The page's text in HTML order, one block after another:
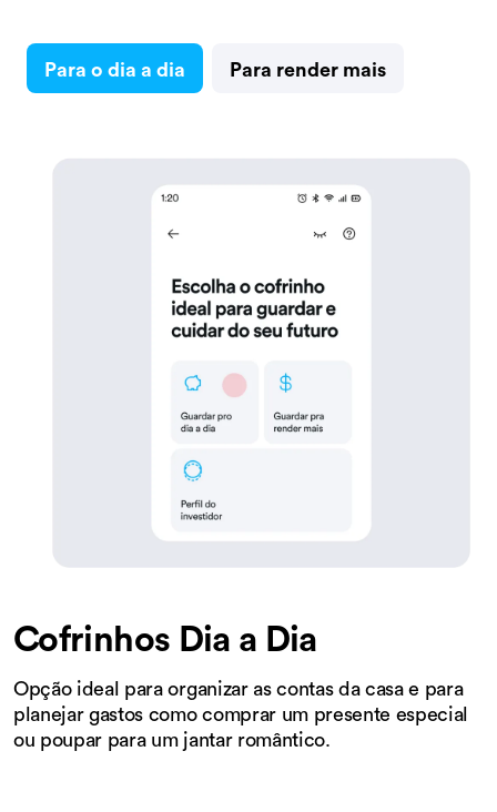
Para o dia a dia Para render mais
Cofrinhos Dia a Dia
Opção ideal para organizar as contas da casa e para
planejar gastos como comprar um presente especial
ou poupar para um jantar romântico.